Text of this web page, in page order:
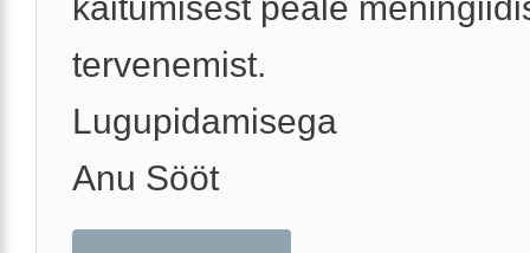
tervenemist.
Lugupidamisega
Anu Sööt